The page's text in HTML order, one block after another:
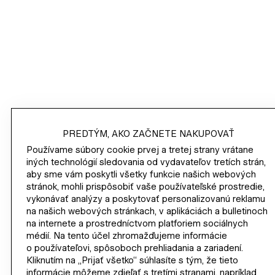
NAKUPOVAŤ
INFORMÁCIE O SPOLOČNOSTI
POMOCNÍK
STAŇTE SA ČLENOM DNES
H&M
PREDTÝM, AKO ZAČNETE NAKUPOVAŤ
Používame súbory cookie prvej a tretej strany vrátane
iných technológií sledovania od vydavateľov tretích strán,
aby sme vám poskytli všetky funkcie našich webových
stránok, mohli prispôsobiť vaše používateľské prostredie,
vykonávať analýzy a poskytovať personalizovanú reklamu
na našich webových stránkach, v aplikáciách a bulletinoch
na internete a prostredníctvom platforiem sociálnych
médií. Na tento účel zhromažďujeme informácie
o používateľovi, spôsoboch prehliadania a zariadení.
Kliknutím na „Prijať všetko“ súhlasíte s tým, že tieto
informácie môžeme zdieľať s tretími stranami, napríklad